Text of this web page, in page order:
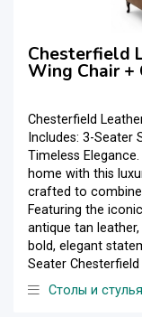
Chesterfield
Wing Chair +
Chesterfield
Includes: 3-Seater
Timeless
home with this
crafted to
Featuring the
antique tan
bold, elegant
Seater
Столы и стулья